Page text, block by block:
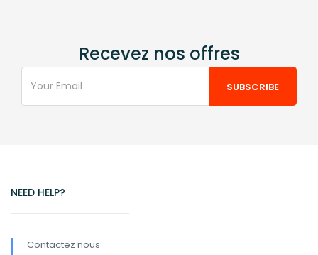
Recevez nos offres
NEED HELP?
Contactez nous